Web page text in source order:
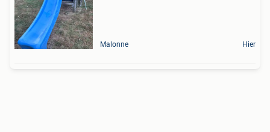
Malonne Hier